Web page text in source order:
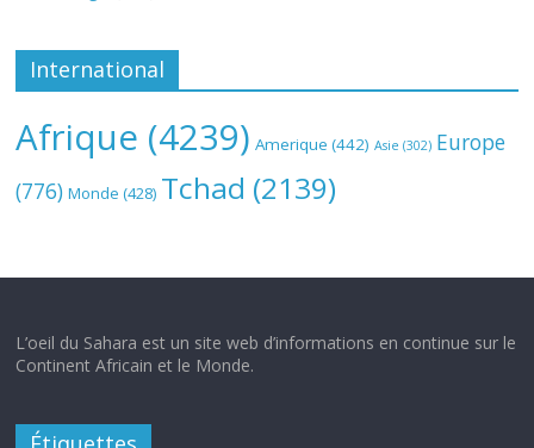
International
Afrique (4239) Amerique (442) Asie (302) Europe
(776) Monde (428) Tchad (2139)
L’oeil du Sahara est un site web d’informations en continue sur le
Continent Africain et le Monde.